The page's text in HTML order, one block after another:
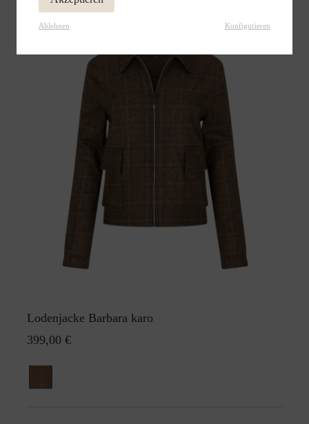
Lodenjacke Barbara karo
399,00 €
Ablehnen Konfigurieren